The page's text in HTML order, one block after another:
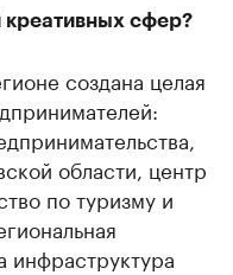
креативных сфер?
создана целая
области, центр
по туризму и
инфраструктура